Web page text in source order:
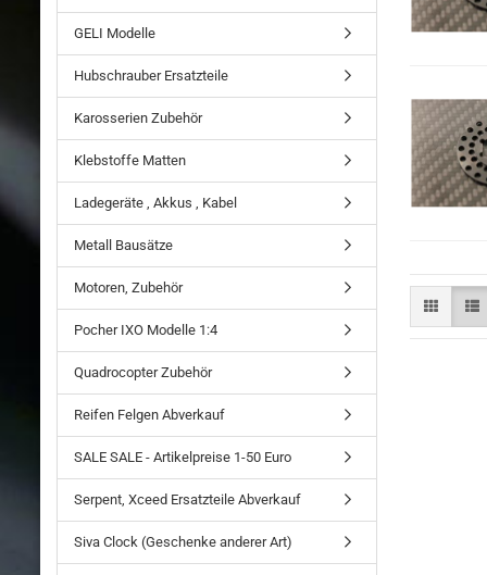
GELI Modelle
Hubschrauber Ersatzteile
Karosserien Zubehör
Klebstoffe Matten
Ladegeräte , Akkus , Kabel
Metall Bausätze
Motoren, Zubehör
Pocher IXO Modelle 1:4
Quadrocopter Zubehör
Reifen Felgen Abverkauf
SALE SALE - Artikelpreise 1-50 Euro
Serpent, Xceed Ersatzteile Abverkauf
Siva Clock (Geschenke anderer Art)